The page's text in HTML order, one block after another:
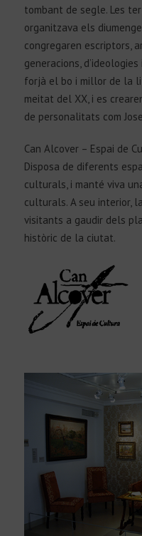
tombant de segle. Les
organitzava els
congregaren escriptors,
generacions,
forjà el bo i millor de la
meitat del XX, i es
de personalitats com
Can Alcover – Espai de
Disposa de diferents
culturals, i manté viva
culturals. A seu interior,
visitants a gaudir dels
històric de la ciutat.